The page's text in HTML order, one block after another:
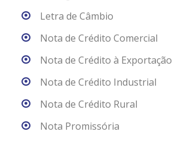
Letra de Câmbio
Nota de Crédito Comercial
Nota de Crédito à Exportação
Nota de Crédito Industrial
Nota de Crédito Rural
Nota Promissória